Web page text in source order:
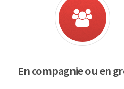
En compagnie ou en